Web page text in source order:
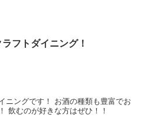
ラフトダイニング！
ニングです！ お酒の種類も豊富でお
飲むのが好きな方はぜひ！！